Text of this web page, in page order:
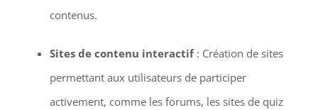
contenus.
Sites de contenu interactif: Création de sites
permettant aux utilisateurs de participer
activement, comme les forums, les sites de quiz